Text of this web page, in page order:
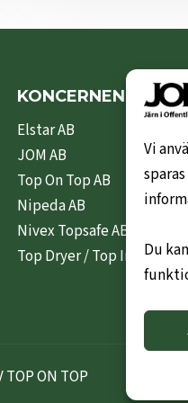
Vi
Du
KONCERNEN
Elstar AB
JOM AB
Top On Top AB
Nipeda AB
Nivex Topsafe AB
Top Dryer / Top Industri AB
TOP ON TOP